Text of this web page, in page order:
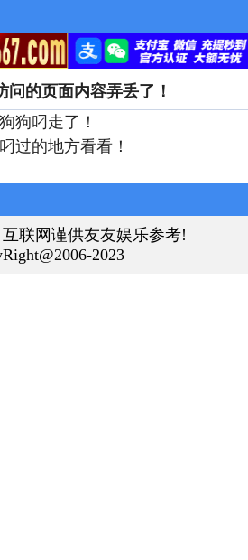
问的页面内容弄丢了！
狗叼走了！
过的地方看看！
联网谨供友友娱乐参考!
2023